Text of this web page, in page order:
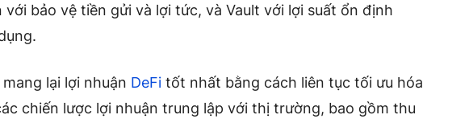
với bảo vệ tiền gửi và lợi tức, và Vault với lợi suất ổn định
lại lợi nhuận DeFi tốt nhất bằng cách liên tục tối ưu hóa
chiến lược lợi nhuận trung lập với thị trường, bao gồm thu